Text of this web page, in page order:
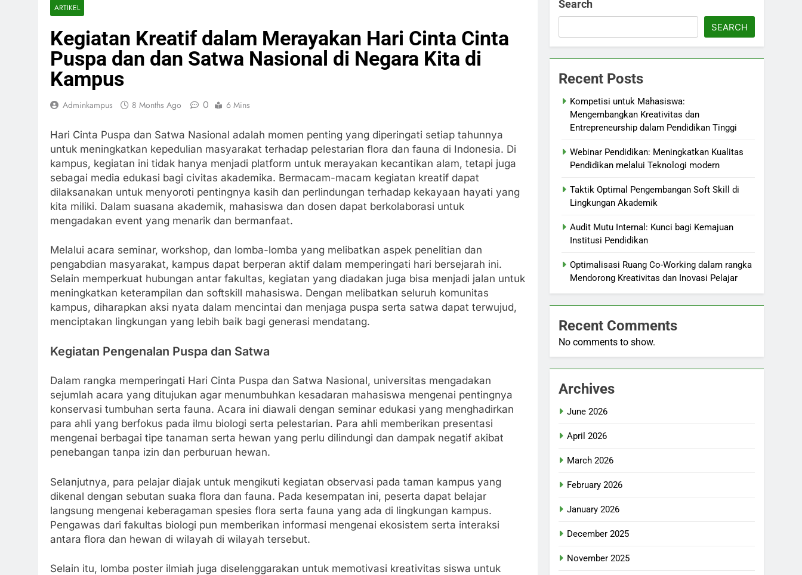
ARTIKEL
Kegiatan Kreatif dalam Merayakan Hari Cinta Cinta
Puspa dan dan Satwa Nasional di Negara Kita di
Kampus
Adminkampus 8 Months Ago 0 6 Mins
Hari Cinta Puspa dan Satwa Nasional adalah momen penting yang diperingati setiap tahunnya
untuk meningkatkan kepedulian masyarakat terhadap pelestarian flora dan fauna di Indonesia. Di
kampus, kegiatan ini tidak hanya menjadi platform untuk merayakan kecantikan alam, tetapi juga
sebagai media edukasi bagi civitas akademika. Bermacam-macam kegiatan kreatif dapat
dilaksanakan untuk menyoroti pentingnya kasih dan perlindungan terhadap kekayaan hayati yang
kita miliki. Dalam suasana akademik, mahasiswa dan dosen dapat berkolaborasi untuk
mengadakan event yang menarik dan bermanfaat.
Melalui acara seminar, workshop, dan lomba-lomba yang melibatkan aspek penelitian dan
pengabdian masyarakat, kampus dapat berperan aktif dalam memperingati hari bersejarah ini.
Selain memperkuat hubungan antar fakultas, kegiatan yang diadakan juga bisa menjadi jalan untuk
meningkatkan keterampilan dan softskill mahasiswa. Dengan melibatkan seluruh komunitas
kampus, diharapkan aksi nyata dalam mencintai dan menjaga puspa serta satwa dapat terwujud,
menciptakan lingkungan yang lebih baik bagi generasi mendatang.
Kegiatan Pengenalan Puspa dan Satwa
Dalam rangka memperingati Hari Cinta Puspa dan Satwa Nasional, universitas mengadakan
sejumlah acara yang ditujukan agar menumbuhkan kesadaran mahasiswa mengenai pentingnya
konservasi tumbuhan serta fauna. Acara ini diawali dengan seminar edukasi yang menghadirkan
para ahli yang berfokus pada ilmu biologi serta pelestarian. Para ahli memberikan presentasi
mengenai berbagai tipe tanaman serta hewan yang perlu dilindungi dan dampak negatif akibat
penebangan tanpa izin dan perburuan hewan.
Selanjutnya, para pelajar diajak untuk mengikuti kegiatan observasi pada taman kampus yang
dikenal dengan sebutan suaka flora dan fauna. Pada kesempatan ini, peserta dapat belajar
langsung mengenai keberagaman spesies flora serta fauna yang ada di lingkungan kampus.
Pengawas dari fakultas biologi pun memberikan informasi mengenai ekosistem serta interaksi
antara flora dan hewan di wilayah di wilayah tersebut.
Selain itu, lomba poster ilmiah juga diselenggarakan untuk memotivasi kreativitas siswa untuk
Search
SEARCH
Recent Posts
Kompetisi untuk Mahasiswa:
Mengembangkan Kreativitas dan
Entrepreneurship dalam Pendidikan Tinggi
Webinar Pendidikan: Meningkatkan Kualitas
Pendidikan melalui Teknologi modern
Taktik Optimal Pengembangan Soft Skill di
Lingkungan Akademik
Audit Mutu Internal: Kunci bagi Kemajuan
Institusi Pendidikan
Optimalisasi Ruang Co-Working dalam rangka
Mendorong Kreativitas dan Inovasi Pelajar
Recent Comments
No comments to show.
Archives
June 2026
April 2026
March 2026
February 2026
January 2026
December 2025
November 2025